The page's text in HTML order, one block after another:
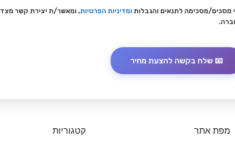
מסכים/מסכימה לתנאים והגבלות ומדיניות הפרטיות, ומאשר/ת יצירת קשר מצד
מפת אתר קטגוריות